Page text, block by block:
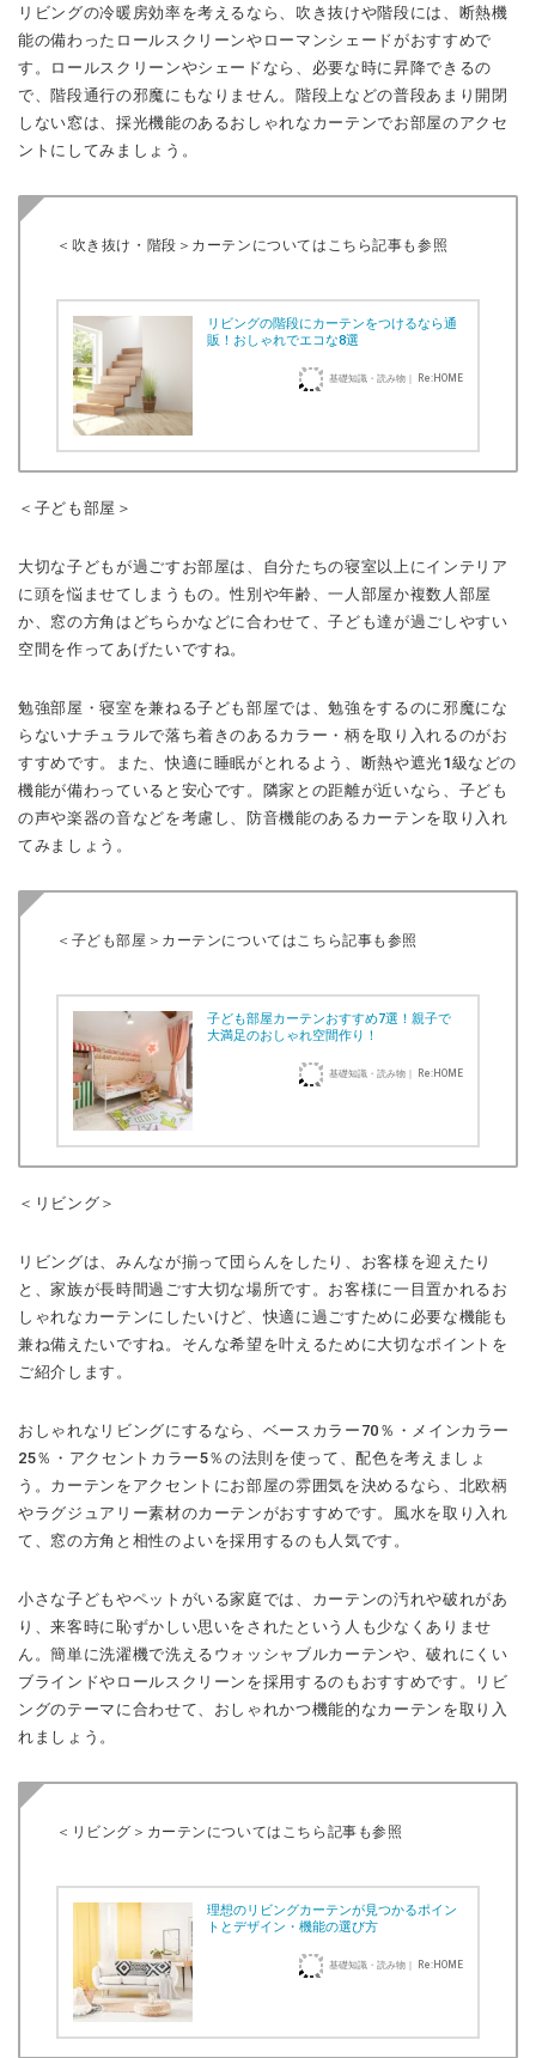
リビングの冷暖房効率を考えるなら、吹き抜けや階段には、断熱機
能の備わったロールスクリーンやローマンシェードがおすすめで
す。ロールスクリーンやシェードなら、必要な時に昇降できるの
で、階段通行の邪魔にもなりません。階段上などの普段あまり開閉
しない窓は、採光機能のあるおしゃれなカーテンでお部屋のアクセ
ントにしてみましょう。
＜吹き抜け・階段＞カーテンについてはこちら記事も参照
リビングの階段にカーテンをつけるなら通
販！おしゃれでエコな8選
基礎知識・読み物｜ Re:HOME
＜子ども部屋＞
大切な子どもが過ごすお部屋は、自分たちの寝室以上にインテリア
に頭を悩ませてしまうもの。性別や年齢、一人部屋か複数人部屋
か、窓の方角はどちらかなどに合わせて、子ども達が過ごしやすい
空間を作ってあげたいですね。
勉強部屋・寝室を兼ねる子ども部屋では、勉強をするのに邪魔にな
らないナチュラルで落ち着きのあるカラー・柄を取り入れるのがお
すすめです。また、快適に睡眠がとれるよう、断熱や遮光1級などの
機能が備わっていると安心です。隣家との距離が近いなら、子ども
の声や楽器の音などを考慮し、防音機能のあるカーテンを取り入れ
てみましょう。
＜子ども部屋＞カーテンについてはこちら記事も参照
子ども部屋カーテンおすすめ7選！親子で
大満足のおしゃれ空間作り！
基礎知識・読み物｜ Re:HOME
＜リビング＞
リビングは、みんなが揃って団らんをしたり、お客様を迎えたり
と、家族が長時間過ごす大切な場所です。お客様に一目置かれるお
しゃれなカーテンにしたいけど、快適に過ごすために必要な機能も
兼ね備えたいですね。そんな希望を叶えるために大切なポイントを
ご紹介します。
おしゃれなリビングにするなら、ベースカラー70％・メインカラー
25％・アクセントカラー5％の法則を使って、配色を考えましょ
う。カーテンをアクセントにお部屋の雰囲気を決めるなら、北欧柄
やラグジュアリー素材のカーテンがおすすめです。風水を取り入れ
て、窓の方角と相性のよいを採用するのも人気です。
小さな子どもやペットがいる家庭では、カーテンの汚れや破れがあ
り、来客時に恥ずかしい思いをされたという人も少なくありませ
ん。簡単に洗濯機で洗えるウォッシャブルカーテンや、破れにくい
ブラインドやロールスクリーンを採用するのもおすすめです。リビ
ングのテーマに合わせて、おしゃれかつ機能的なカーテンを取り入
れましょう。
＜リビング＞カーテンについてはこちら記事も参照
理想のリビングカーテンが見つかるポイン
トとデザイン・機能の選び方
基礎知識・読み物｜ Re:HOME